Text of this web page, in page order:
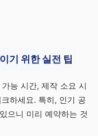
기 위한 실전 팁
가능 시간, 제작 소요 시
하세요. 특히, 인기 공
으니 미리 예약하는 것